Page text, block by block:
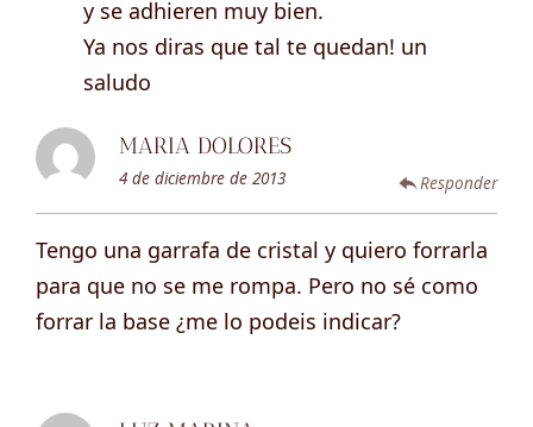
y se adhieren muy bien.
Ya nos diras que tal te quedan! un
saludo
MARIA DOLORES
4 de diciembre de 2013 Responder
Tengo una garrafa de cristal y quiero forrarla
para que no se me rompa. Pero no sé como
forrar la base ¿me lo podeis indicar?